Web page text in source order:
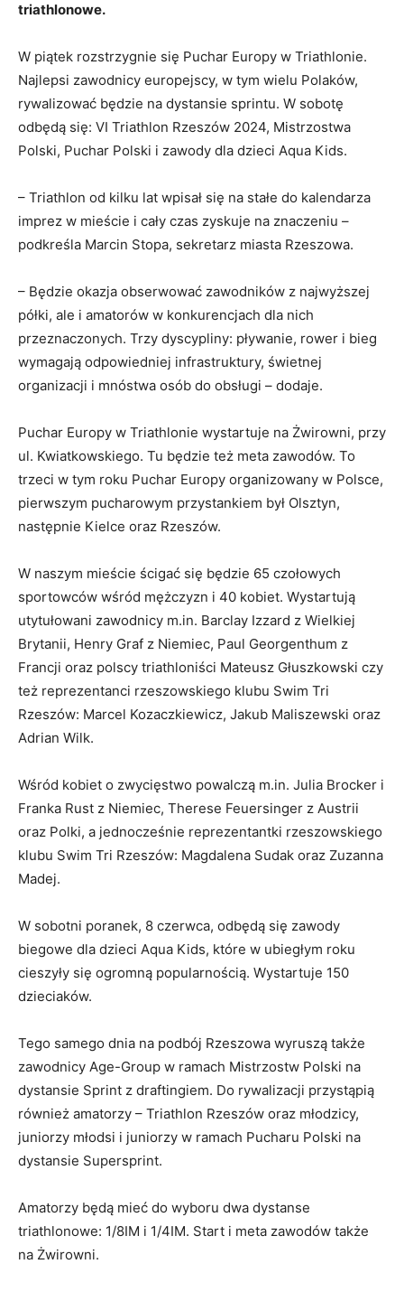
triathlonowe.
W piątek rozstrzygnie się Puchar Europy w Triathlonie.
Najlepsi zawodnicy europejscy, w tym wielu Polaków,
rywalizować będzie na dystansie sprintu. W sobotę
odbędą się: VI Triathlon Rzeszów 2024, Mistrzostwa
Polski, Puchar Polski i zawody dla dzieci Aqua Kids.
– Triathlon od kilku lat wpisał się na stałe do kalendarza
imprez w mieście i cały czas zyskuje na znaczeniu –
podkreśla Marcin Stopa, sekretarz miasta Rzeszowa.
– Będzie okazja obserwować zawodników z najwyższej
półki, ale i amatorów w konkurencjach dla nich
przeznaczonych. Trzy dyscypliny: pływanie, rower i bieg
wymagają odpowiedniej infrastruktury, świetnej
organizacji i mnóstwa osób do obsługi – dodaje.
Puchar Europy w Triathlonie wystartuje na Żwirowni, przy
ul. Kwiatkowskiego. Tu będzie też meta zawodów. To
trzeci w tym roku Puchar Europy organizowany w Polsce,
pierwszym pucharowym przystankiem był Olsztyn,
następnie Kielce oraz Rzeszów.
W naszym mieście ścigać się będzie 65 czołowych
sportowców wśród mężczyzn i 40 kobiet. Wystartują
utytułowani zawodnicy m.in. Barclay Izzard z Wielkiej
Brytanii, Henry Graf z Niemiec, Paul Georgenthum z
Francji oraz polscy triathloniści Mateusz Głuszkowski czy
też reprezentanci rzeszowskiego klubu Swim Tri
Rzeszów: Marcel Kozaczkiewicz, Jakub Maliszewski oraz
Adrian Wilk.
Wśród kobiet o zwycięstwo powalczą m.in. Julia Brocker i
Franka Rust z Niemiec, Therese Feuersinger z Austrii
oraz Polki, a jednocześnie reprezentantki rzeszowskiego
klubu Swim Tri Rzeszów: Magdalena Sudak oraz Zuzanna
Madej.
W sobotni poranek, 8 czerwca, odbędą się zawody
biegowe dla dzieci Aqua Kids, które w ubiegłym roku
cieszyły się ogromną popularnością. Wystartuje 150
dzieciaków.
Tego samego dnia na podbój Rzeszowa wyruszą także
zawodnicy Age-Group w ramach Mistrzostw Polski na
dystansie Sprint z draftingiem. Do rywalizacji przystąpią
również amatorzy – Triathlon Rzeszów oraz młodzicy,
juniorzy młodsi i juniorzy w ramach Pucharu Polski na
dystansie Supersprint.
Amatorzy będą mieć do wyboru dwa dystanse
triathlonowe: 1/8IM i 1/4IM. Start i meta zawodów także
na Żwirowni.